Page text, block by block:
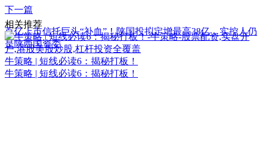
下一篇
百亿上市信托巨头“补血”！陕国投拟定增最高38亿，实控人仍
是陕西国资委
相关推荐
牛策略 | 短线必读6：揭秘打板！
牛策略 | 短线必读6：揭秘打板！